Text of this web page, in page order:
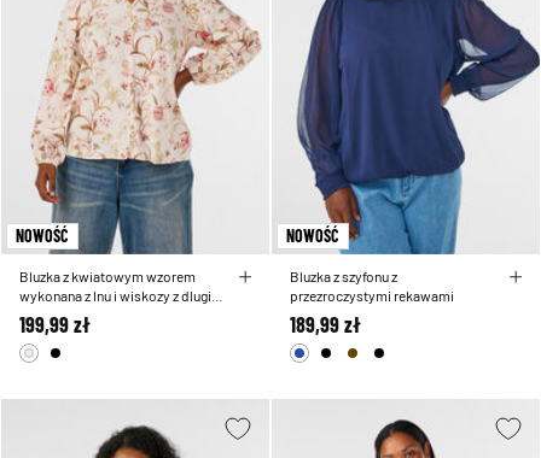
NOWOŚĆ
Bluzka z kwiatowym wzorem
wykonana z lnu i wiskozy z dlugim
rekawem
199,99 zł
NOWOŚĆ
Bluzka z szyfonu z
przezroczystymi rekawami
189,99 zł